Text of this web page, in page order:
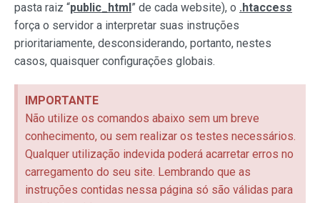
pasta raiz “public_html” de cada website), o .htaccess
força o servidor a interpretar suas instruções
prioritariamente, desconsiderando, portanto, nestes
casos, quaisquer configurações globais.
IMPORTANTE
Não utilize os comandos abaixo sem um breve
conhecimento, ou sem realizar os testes necessários.
Qualquer utilização indevida poderá acarretar erros no
carregamento do seu site. Lembrando que as
instruções contidas nessa página só são válidas para